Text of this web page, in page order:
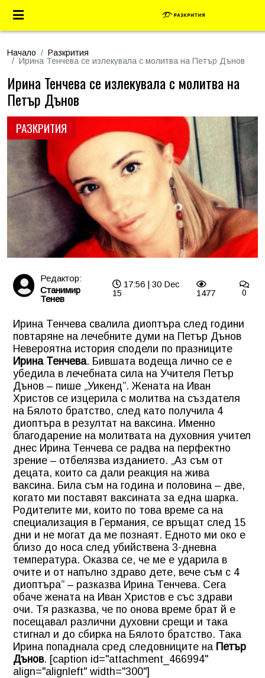
Начало
Разкрития
Ирина Тенчева се излекувала с молитва на Петър Дънов
РАЗКРИТИЯ
Ирина Тенчева се излекувала с молитва на
Петър Дънов
Редактор:
Станимир
Тенев
17:56 | 30 Dec
15
1477 0
Ирина Тенчева свалила диоптъра след години
повтаряне на лечебните думи на Петър Дънов
Невероятна история сподели по празниците
Ирина Тенчева. Бившата водеща лично се е
убедила в лечебната сила на Учителя Петър
Дънов – пише „Уикенд”. Жената на Иван
Христов се изцерила с молитва на създателя
на Бялото братство, след като получила 4
диоптъра в резултат на ваксина. Именно
благодарение на молитвата на духовния учител
днес Ирина Тенчева се радва на перфектно
зрение – отбелязва изданието. „Аз съм от
децата, които са дали реакция на жива
ваксина. Била съм на година и половина – две,
когато ми поставят ваксината за една шарка.
Родителите ми, които по това време са на
специализация в Германия, се връщат след 15
дни и не могат да ме познаят. Едното ми око е
близо до носа след убийствена 3-дневна
температура. Оказва се, че ме е ударила в
очите и от напълно здраво дете, вече съм с 4
диоптъра” – разказва Ирина Тенчева. Сега
обаче жената на Иван Христов е със здрави
очи. Тя разказва, че по онова време брат й е
посещавал различни духовни срещи и така
стигнал и до сбирка на Бялото братство. Така
Ирина попаднала сред следовниците на Петър
Дънов. [caption id="attachment_466994"
align="alignleft" width="300"]